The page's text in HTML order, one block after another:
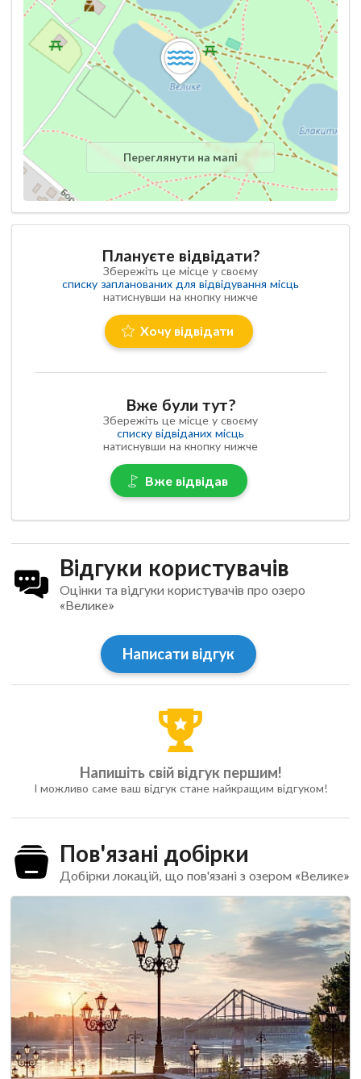
Переглянути на мапі
Плануєте відвідати?
Збережіть це місце у своєму
списку запланованих для відвідування місць
натиснувши на кнопку нижче
Хочу відвідати
Вже були тут?
Збережіть це місце у своєму
списку відвіданих місць
натиснувши на кнопку нижче
Вже відвідав
Відгуки користувачів
Оцінки та відгуки користувачів про озеро
«Велике»
Написати відгук
Напишіть свій відгук першим!
І можливо саме ваш відгук стане найкращим відгуком!
Пов'язані добірки
Добірки локацій, що пов'язані з озером «Велике»